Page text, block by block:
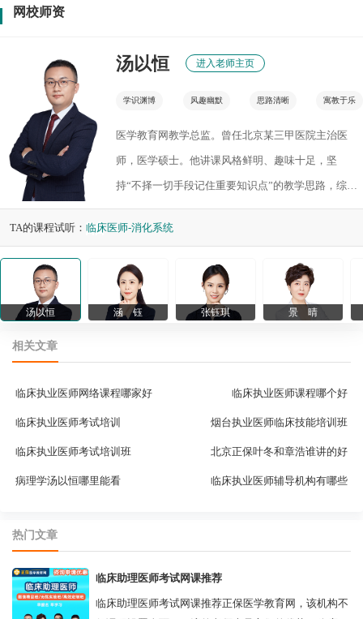
网校师资
汤以恒 进入老师主页
学识渊博 风趣幽默 思路清晰 寓教于乐
医学教育网教学总监。曾任北京某三甲医院主治医
师，医学硕士。他讲课风格鲜明、趣味十足，坚
持“不择一切手段记住重要知识点”的教学思路，综合
运用表格、口诀、图片等多种手段，将枯燥的医学知
识跟常见事物联系起来，使考生形成持久的记忆。汤
老师一贯倡导的复习理念“成功=正确的坚持”，已成
为众多考生心中共同的精神力量。
TA的课程试听： 临床医师-消化系统
汤以恒 涵 钰 张钰琪 景 晴
相关文章
临床执业医师网络课程哪家好 临床执业医师课程哪个好
临床执业医师考试培训 烟台执业医师临床技能培训班
临床执业医师考试培训班 北京正保叶冬和章浩谁讲的好
病理学汤以恒哪里能看 临床执业医师辅导机构有哪些
热门文章
临床助理医师考试网课推荐
临床助理医师考试网课推荐正保医学教育网，该机构不